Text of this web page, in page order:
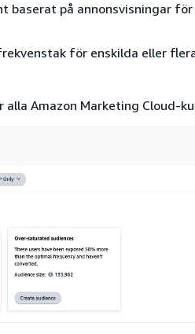
baserat på annonsvisningar
för enskilda eller
Amazon Marketing Cloud-